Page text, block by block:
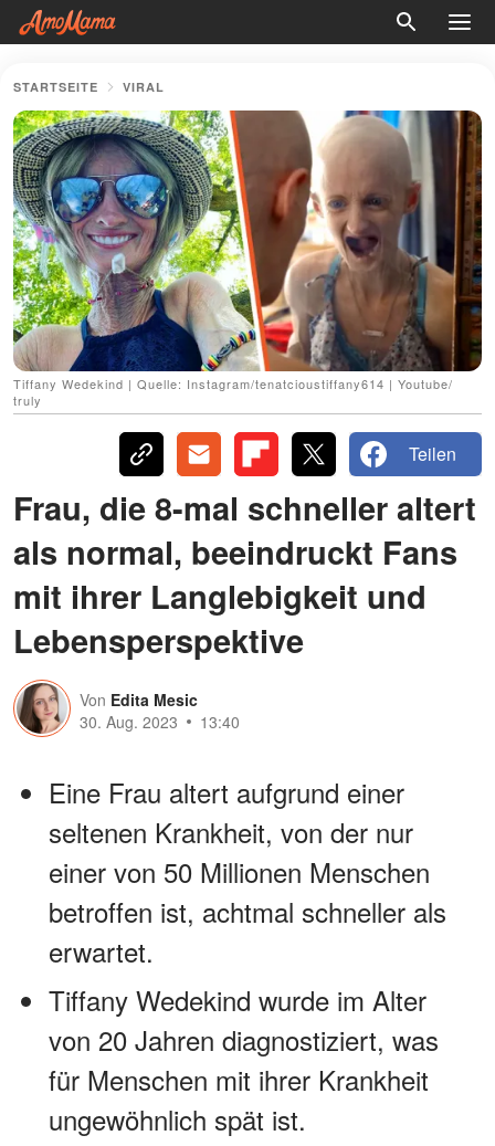
STARTSEITE VIRAL
Tiffany Wedekind | Quelle: Instagram/tenatcioustiffany614 | Youtube/
truly
Teilen
Frau, die 8-mal schneller altert
als normal, beeindruckt Fans
mit ihrer Langlebigkeit und
Lebensperspektive
Von Edita Mesic
30. Aug. 2023
13:40
Eine Frau altert aufgrund einer
seltenen Krankheit, von der nur
einer von 50 Millionen Menschen
betroffen ist, achtmal schneller als
erwartet.
Tiffany Wedekind wurde im Alter
von 20 Jahren diagnostiziert, was
für Menschen mit ihrer Krankheit
ungewöhnlich spät ist.